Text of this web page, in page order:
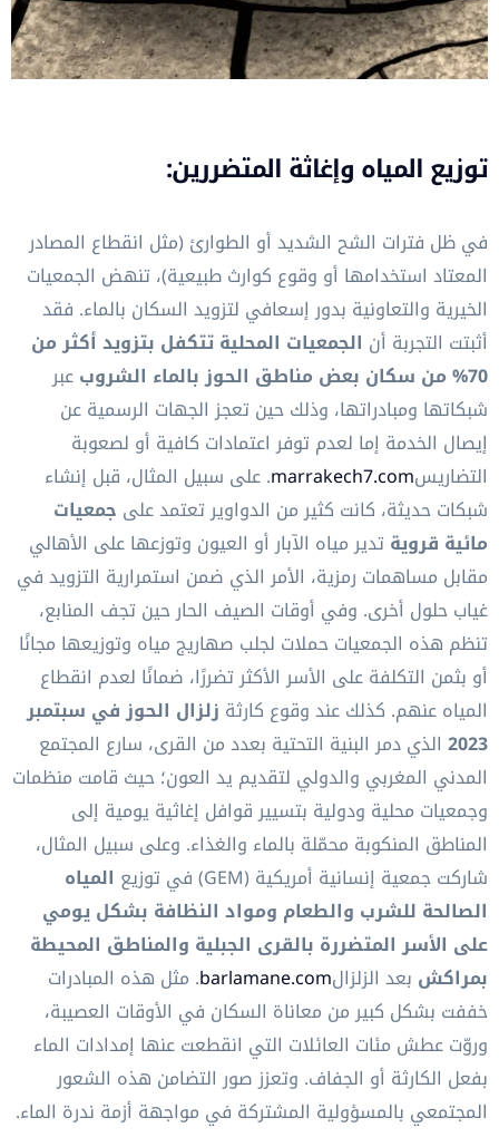
توزيع المياه وإغاثة المتضررين:
في ظل فترات الشح الشديد أو الطوارئ (مثل انقطاع المصادر
المعتاد استخدامها أو وقوع كوارث طبيعية)، تنهض الجمعيات
الخيرية والتعاونية بدور إسعافي لتزويد السكان بالماء. فقد
أثبتت التجربة أن الجمعيات المحلية تتكفل بتزويد أكثر من
70% من سكان بعض مناطق الحوز بالماء الشروب
عبر
شبكاتها ومبادراتها، وذلك حين تعجز الجهات الرسمية عن
إيصال الخدمة إما لعدم توفر اعتمادات كافية أو لصعوبة
التضاريسmarrakech7.com. على سبيل المثال، قبل إنشاء
شبكات حديثة، كانت كثير من الدواوير تعتمد على جمعيات
مائية قروية تدير مياه الآبار أو العيون وتوزعها على الأهالي
مقابل مساهمات رمزية، الأمر الذي ضمن استمرارية التزويد في
غياب حلول أخرى. وفي أوقات الصيف الحار حين تجف المنابع،
تنظم هذه الجمعيات حملات لجلب صهاريج مياه وتوزيعها مجانًا
أو بثمن التكلفة على الأسر الأكثر تضررًا، ضمانًا لعدم انقطاع
المياه عنهم. كذلك عند وقوع كارثة زلزال الحوز في سبتمبر
2023 الذي دمر البنية التحتية بعدد من القرى، سارع المجتمع
المدني المغربي والدولي لتقديم يد العون؛ حيث قامت منظمات
وجمعيات محلية ودولية بتسيير قوافل إغاثية يومية إلى
المناطق المنكوبة محمّلة بالماء والغذاء. وعلى سبيل المثال،
شاركت جمعية إنسانية أمريكية (GEM) في توزيع
المياه
الصالحة للشرب والطعام ومواد النظافة بشكل يومي
على الأسر المتضررة بالقرى الجبلية والمناطق المحيطة
بمراكش بعد الزلزالbarlamane.com. مثل هذه المبادرات
خففت بشكل كبير من معاناة السكان في الأوقات العصيبة،
وروّت عطش مئات العائلات التي انقطعت عنها إمدادات الماء
بفعل الكارثة أو الجفاف. وتعزز صور التضامن هذه الشعور
المجتمعي بالمسؤولية المشتركة في مواجهة أزمة ندرة الماء.